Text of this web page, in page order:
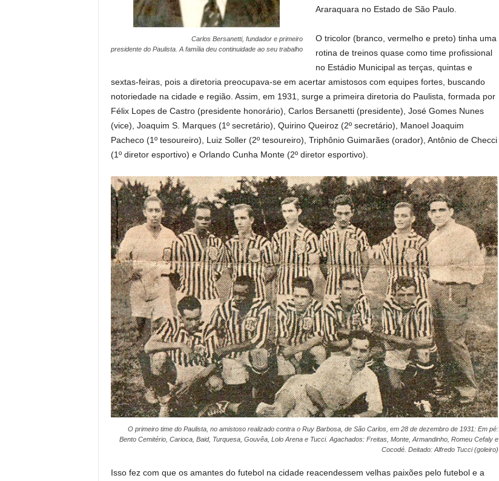
Carlos Bersanetti, fundador e primeiro
presidente do Paulista. A família deu continuidade ao seu trabalho
Araraquara no Estado de São Paulo.
O tricolor (branco, vermelho e preto) tinha uma
rotina de treinos quase como time profissional
no Estádio Municipal as terças, quintas e
sextas-feiras, pois a diretoria preocupava-se em acertar amistosos com equipes fortes, buscando
notoriedade na cidade e região. Assim, em 1931, surge a primeira diretoria do Paulista, formada por
Félix Lopes de Castro (presidente honorário), Carlos Bersanetti (presidente), José Gomes Nunes
(vice), Joaquim S. Marques (1º secretário), Quirino Queiroz (2º secretário), Manoel Joaquim
Pacheco (1º tesoureiro), Luiz Soller (2º tesoureiro), Triphônio Guimarães (orador), Antônio de Checci
(1º diretor esportivo) e Orlando Cunha Monte (2º diretor esportivo).
O primeiro time do Paulista, no amistoso realizado contra o Ruy Barbosa, de São Carlos, em 28 de dezembro de 1931: Em pé:
Bento Cemitério, Carioca, Baid, Turquesa, Gouvêa, Lolo Arena e Tucci. Agachados: Freitas, Monte, Armandinho, Romeu Cefaly e
Cocodé. Deitado: Alfredo Tucci (goleiro)
Isso fez com que os amantes do futebol na cidade reacendessem velhas paixões pelo futebol e a